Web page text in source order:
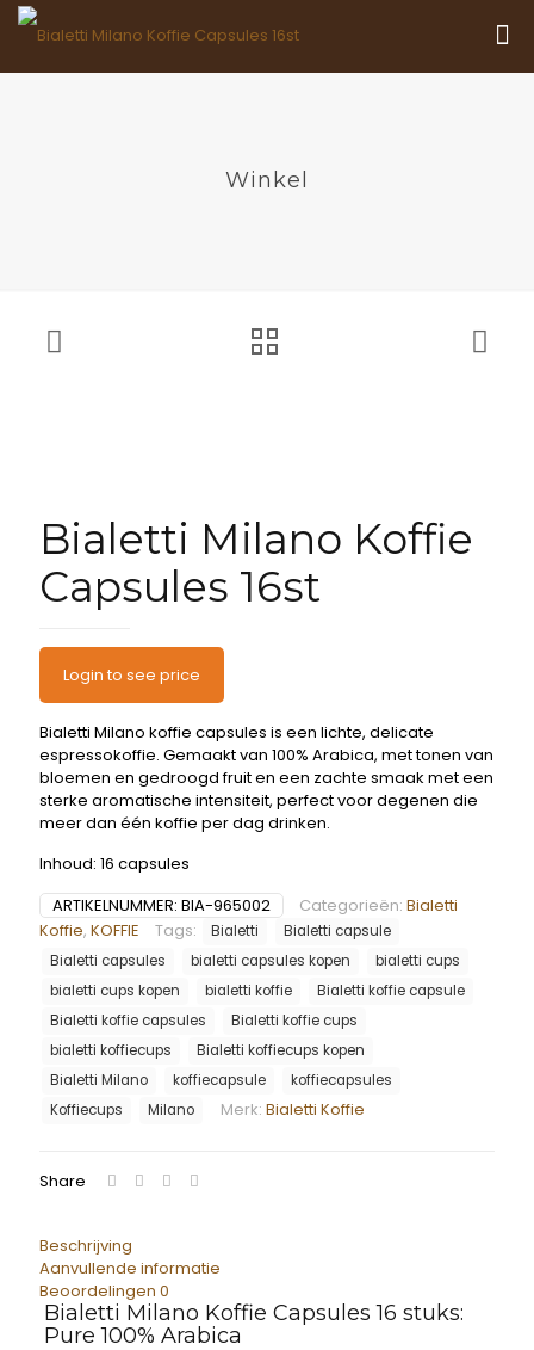
Winkel
Bialetti Milano Koffie
Capsules 16st
Login to see price
Bialetti Milano koffie capsules is een lichte, delicate
espressokoffie. Gemaakt van 100% Arabica, met tonen van
bloemen en gedroogd fruit en een zachte smaak met een
sterke aromatische intensiteit, perfect voor degenen die
meer dan één koffie per dag drinken.
Inhoud: 16 capsules
ARTIKELNUMMER: BIA-965002 Categorieën: Bialetti
Koffie, KOFFIE Tags: Bialetti
Bialetti capsule
Bialetti capsules
bialetti capsules kopen
bialetti cups
bialetti cups kopen
bialetti koffie
Bialetti koffie capsule
Bialetti koffie capsules
Bialetti koffie cups
bialetti koffiecups
Bialetti koffiecups kopen
Bialetti Milano
koffiecapsule
koffiecapsules
Koffiecups
Milano Merk: Bialetti Koffie
Share
Beschrijving
Aanvullende informatie
Beoordelingen 0
Bialetti Milano Koffie Capsules 16 stuks:
Pure 100% Arabica